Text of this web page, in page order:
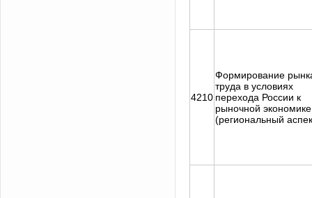
4210
Формирование
труда в условиях
перехода России к
рыночной экономике
(региональный